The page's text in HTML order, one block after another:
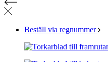
Beställ via regnummer